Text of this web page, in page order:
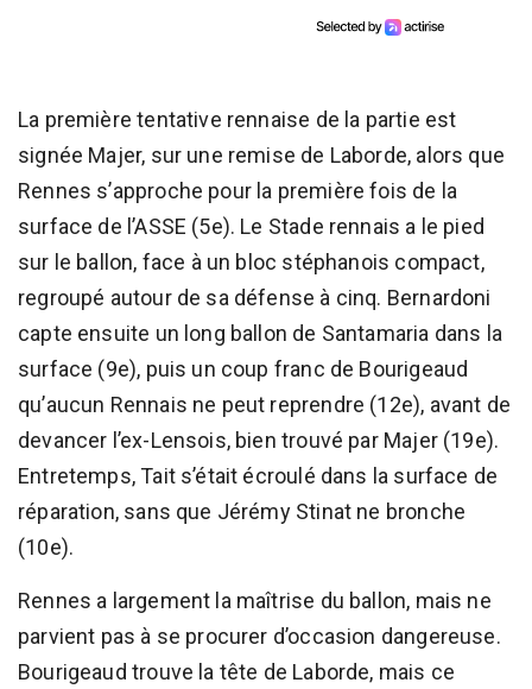
La première tentative rennaise de la partie est
signée Majer, sur une remise de Laborde, alors que
Rennes s’approche pour la première fois de la
surface de l’ASSE (5e). Le Stade rennais a le pied
sur le ballon, face à un bloc stéphanois compact,
regroupé autour de sa défense à cinq. Bernardoni
capte ensuite un long ballon de Santamaria dans la
surface (9e), puis un coup franc de Bourigeaud
qu’aucun Rennais ne peut reprendre (12e), avant de
devancer l’ex-Lensois, bien trouvé par Majer (19e).
Entretemps, Tait s’était écroulé dans la surface de
réparation, sans que Jérémy Stinat ne bronche
(10e).
Rennes a largement la maîtrise du ballon, mais ne
parvient pas à se procurer d’occasion dangereuse.
Bourigeaud trouve la tête de Laborde, mais ce